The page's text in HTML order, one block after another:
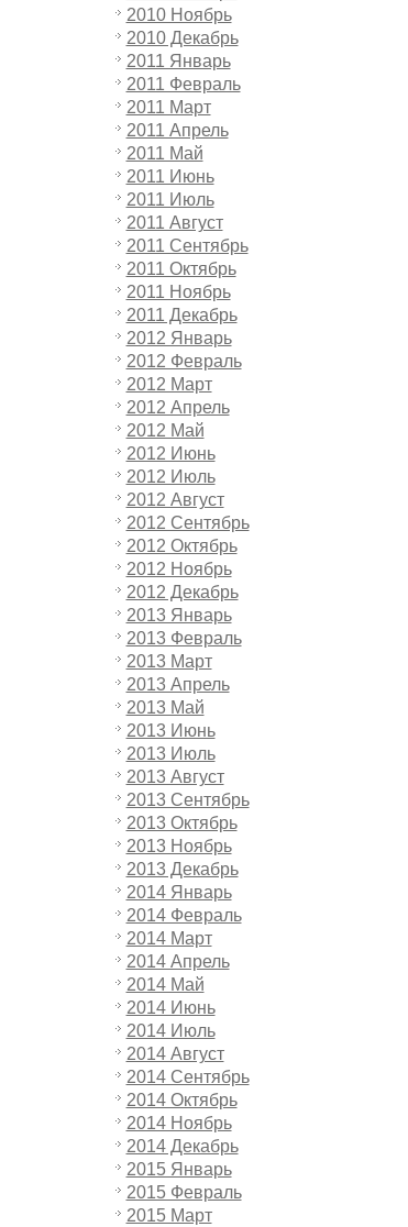
2010 Ноябрь
2010 Декабрь
2011 Январь
2011 Февраль
2011 Март
2011 Апрель
2011 Май
2011 Июнь
2011 Июль
2011 Август
2011 Сентябрь
2011 Октябрь
2011 Ноябрь
2011 Декабрь
2012 Январь
2012 Февраль
2012 Март
2012 Апрель
2012 Май
2012 Июнь
2012 Июль
2012 Август
2012 Сентябрь
2012 Октябрь
2012 Ноябрь
2012 Декабрь
2013 Январь
2013 Февраль
2013 Март
2013 Апрель
2013 Май
2013 Июнь
2013 Июль
2013 Август
2013 Сентябрь
2013 Октябрь
2013 Ноябрь
2013 Декабрь
2014 Январь
2014 Февраль
2014 Март
2014 Апрель
2014 Май
2014 Июнь
2014 Июль
2014 Август
2014 Сентябрь
2014 Октябрь
2014 Ноябрь
2014 Декабрь
2015 Январь
2015 Февраль
2015 Март